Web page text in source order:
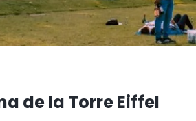
de la Torre Eiffel